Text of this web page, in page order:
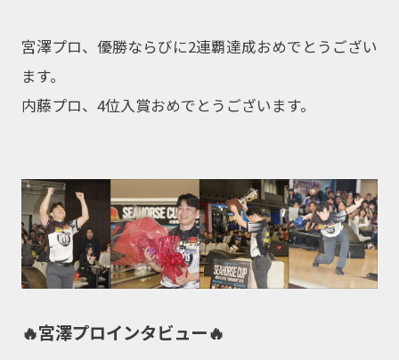
宮澤プロ、優勝ならびに2連覇達成おめでとうござい
ます。
内藤プロ、4位入賞おめでとうございます。
🔥宮澤プロインタビュー🔥